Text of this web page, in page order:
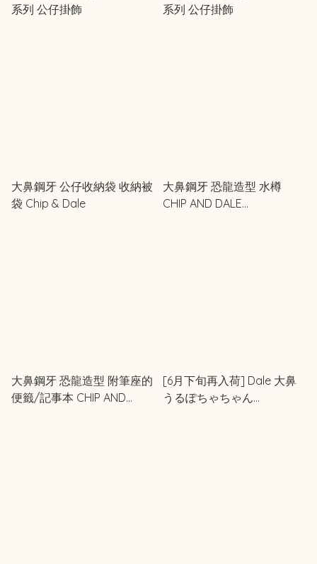
系列 公仔掛飾
系列 公仔掛飾
大鼻鋼牙 公仔收納袋 收納被
袋 Chip & Dale
大鼻鋼牙 恐龍造型 水樽
CHIP AND DALE
大鼻鋼牙 恐龍造型 附筆座的
便籤/記事本 CHIP AND
[6月下旬再入荷] Dale 大鼻
うるぽちゃちゃん